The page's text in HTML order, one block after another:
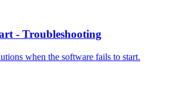
- Troubleshooting
when the software fails to start.